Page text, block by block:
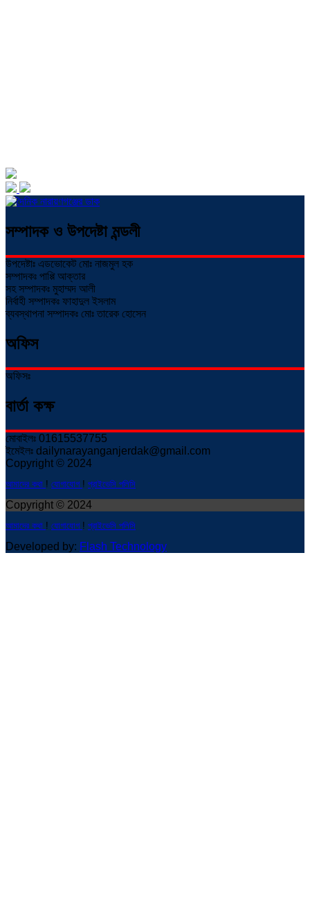
সম্পাদক ও উপদেষ্টা মন্ডলী
উপদেষ্টাঃ এডভোকেট মোঃ নাজমুল হক
সম্পাদকঃ পাপ্পি আক্তার
সহ সম্পাদকঃ মুহাম্মদ আলী
নির্বাহী সম্পাদকঃ ফাহাদুল ইসলাম
ব্যবস্থাপনা সম্পাদকঃ মোঃ তারেক হোসেন
অফিস
অফিসঃ
বার্তা কক্ষ
মোবাইলঃ 01615537755
ইমেইলঃ dailynarayanganjerdak@gmail.com
Copyright © 2024
আমাদের কথা ! যোগাযোগ ! প্রাইভেসি পলিসি
Copyright © 2024
আমাদের কথা ! যোগাযোগ ! প্রাইভেসি পলিসি
Developed by: Flash Technology